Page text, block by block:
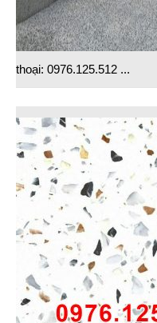
thoại: 0976.125.512 ...